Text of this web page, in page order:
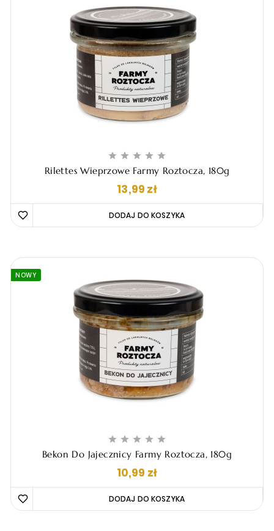
    
Rilettes Wieprzowe Farmy Roztocza, 180g
13,99 złCena
NOWY
    
Bekon Do Jajecznicy Farmy Roztocza, 180g
10,99 złCena